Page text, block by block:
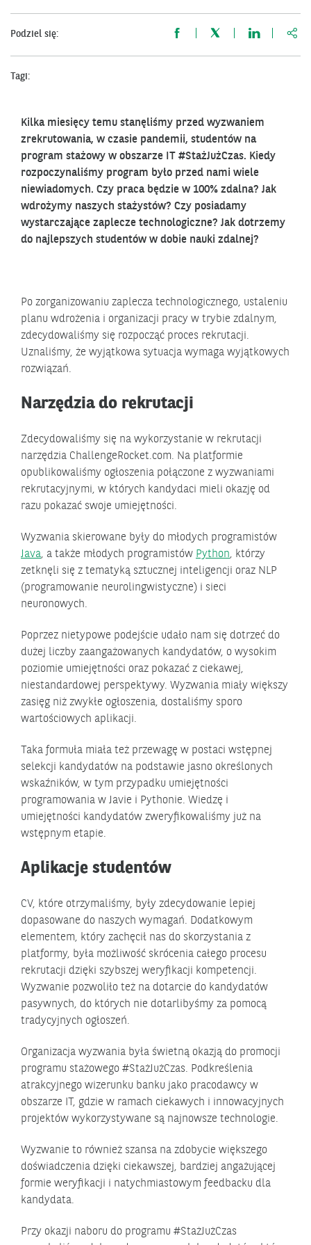
Tagi:
Podziel się:
Kilka miesięcy temu stanęliśmy przed wyzwaniem
zrekrutowania, w czasie pandemii, studentów na
program stażowy w obszarze IT #StażJużCzas. Kiedy
rozpoczynaliśmy program było przed nami wiele
niewiadomych. Czy praca będzie w 100% zdalna? Jak
wdrożymy naszych stażystów? Czy posiadamy
wystarczające zaplecze technologiczne? Jak dotrzemy
do najlepszych studentów w dobie nauki zdalnej?
Po zorganizowaniu zaplecza technologicznego, ustaleniu
planu wdrożenia i organizacji pracy w trybie zdalnym,
zdecydowaliśmy się rozpocząć proces rekrutacji.
Uznaliśmy, że wyjątkowa sytuacja wymaga wyjątkowych
rozwiązań.
Narzędzia do rekrutacji
Zdecydowaliśmy się na wykorzystanie w rekrutacji
narzędzia ChallengeRocket.com. Na platformie
opublikowaliśmy ogłoszenia połączone z wyzwaniami
rekrutacyjnymi, w których kandydaci mieli okazję od
razu pokazać swoje umiejętności.
Wyzwania skierowane były do młodych programistów
Java, a także młodych programistów Python, którzy
zetknęli się z tematyką sztucznej inteligencji oraz NLP
(programowanie neurolingwistyczne) i sieci
neuronowych.
Poprzez nietypowe podejście udało nam się dotrzeć do
dużej liczby zaangażowanych kandydatów, o wysokim
poziomie umiejętności oraz pokazać z ciekawej,
niestandardowej perspektywy. Wyzwania miały większy
zasięg niż zwykłe ogłoszenia, dostaliśmy sporo
wartościowych aplikacji.
Taka formuła miała też przewagę w postaci wstępnej
selekcji kandydatów na podstawie jasno określonych
wskaźników, w tym przypadku umiejętności
programowania w Javie i Pythonie. Wiedzę i
umiejętności kandydatów zweryfikowaliśmy już na
wstępnym etapie.
Aplikacje studentów
CV, które otrzymaliśmy, były zdecydowanie lepiej
dopasowane do naszych wymagań. Dodatkowym
elementem, który zachęcił nas do skorzystania z
platformy, była możliwość skrócenia całego procesu
rekrutacji dzięki szybszej weryfikacji kompetencji.
Wyzwanie pozwoliło też na dotarcie do kandydatów
pasywnych, do których nie dotarlibyśmy za pomocą
tradycyjnych ogłoszeń.
Organizacja wyzwania była świetną okazją do promocji
programu stażowego #StażJużCzas. Podkreślenia
atrakcyjnego wizerunku banku jako pracodawcy w
obszarze IT, gdzie w ramach ciekawych i innowacyjnych
projektów wykorzystywane są najnowsze technologie.
Wyzwanie to również szansa na zdobycie większego
doświadczenia dzięki ciekawszej, bardziej angażującej
formie weryfikacji i natychmiastowym feedbacku dla
kandydata.
Przy okazji naboru do programu #StażJużCzas